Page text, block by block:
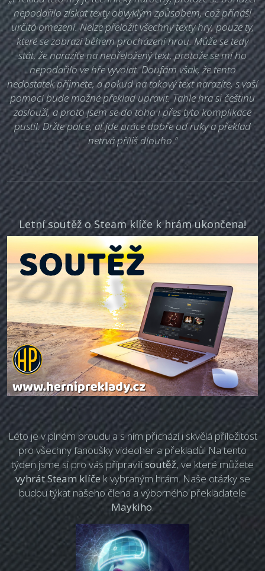
nepodařilo získat texty obvyklým způsobem, což přináší
určitá omezení. Nelze přeložit všechny texty hry, pouze ty,
které se zobrazí během procházení hrou. Může se tedy
stát, že narazíte na nepřeložený text, protože se mi ho
nepodařilo ve hře vyvolat. Doufám však, že tento
nedostatek přijmete, a pokud na takový text narazíte, s vaší
pomocí bude možné překlad upravit. Tahle hra si češtinu
zaslouží, a proto jsem se do toho i přes tyto komplikace
pustil. Držte palce, ať jde práce dobře od ruky a překlad
netrvá příliš dlouho.“
Letní soutěž o Steam klíče k hrám ukončena!
Léto je v plném proudu a s ním přichází i skvělá příležitost
pro všechny fanoušky videoher a překladů! Na tento
týden jsme si pro vás připravilisoutěž, ve které můžete
vyhrát Steam klíček vybraným hrám. Naše otázky se
budou týkat našeho člena a výborného překladatele
Maykiho.